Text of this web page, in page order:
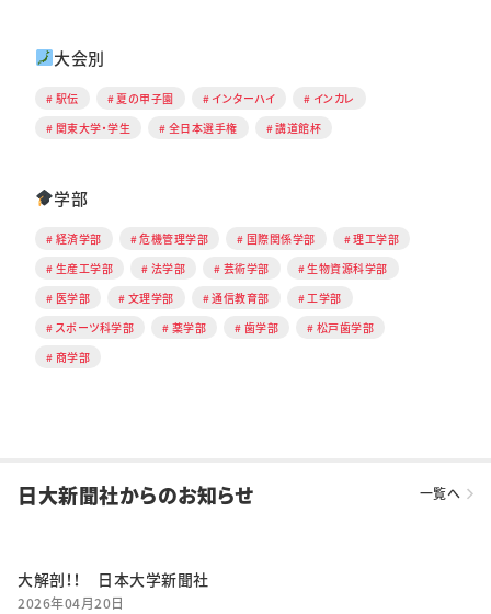
大会別
駅伝 夏の甲子園 インターハイ
インカレ
関東大学・学生
全日本選手権 講道館杯
学部
経済学部 危機管理学部 国際関係学部
理工学部
生産工学部
法学部 芸術学部
生物資源科学部
医学部
文理学部 通信教育部
工学部
スポーツ科学部
薬学部 歯学部
松戸歯学部
商学部
日大新聞社からのお知らせ 一覧へ
大解剖！！ 日本大学新聞社
2026年04月20日